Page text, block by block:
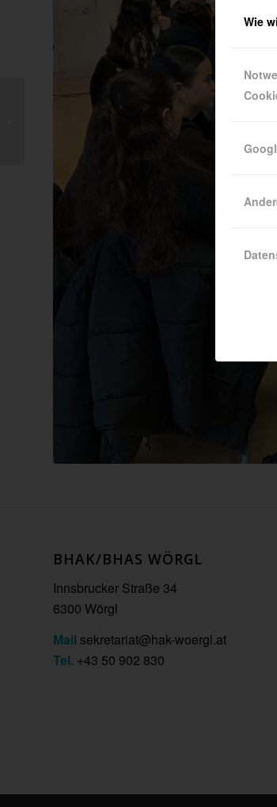
Wie
BHAK/BHAS WÖRGL
Innsbrucker Straße 34
6300 Wörgl
Mail sekretariat@hak-woergl.at
Tel. +43 50 902 830
Start der Euregio-
Schulpartnerschaft